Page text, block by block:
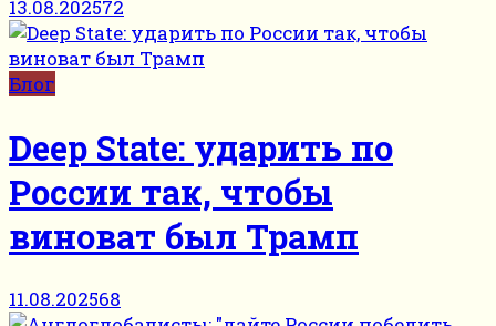
13.08.202572
Блог
Deep State: ударить по
России так, чтобы
виноват был Трамп
11.08.202568